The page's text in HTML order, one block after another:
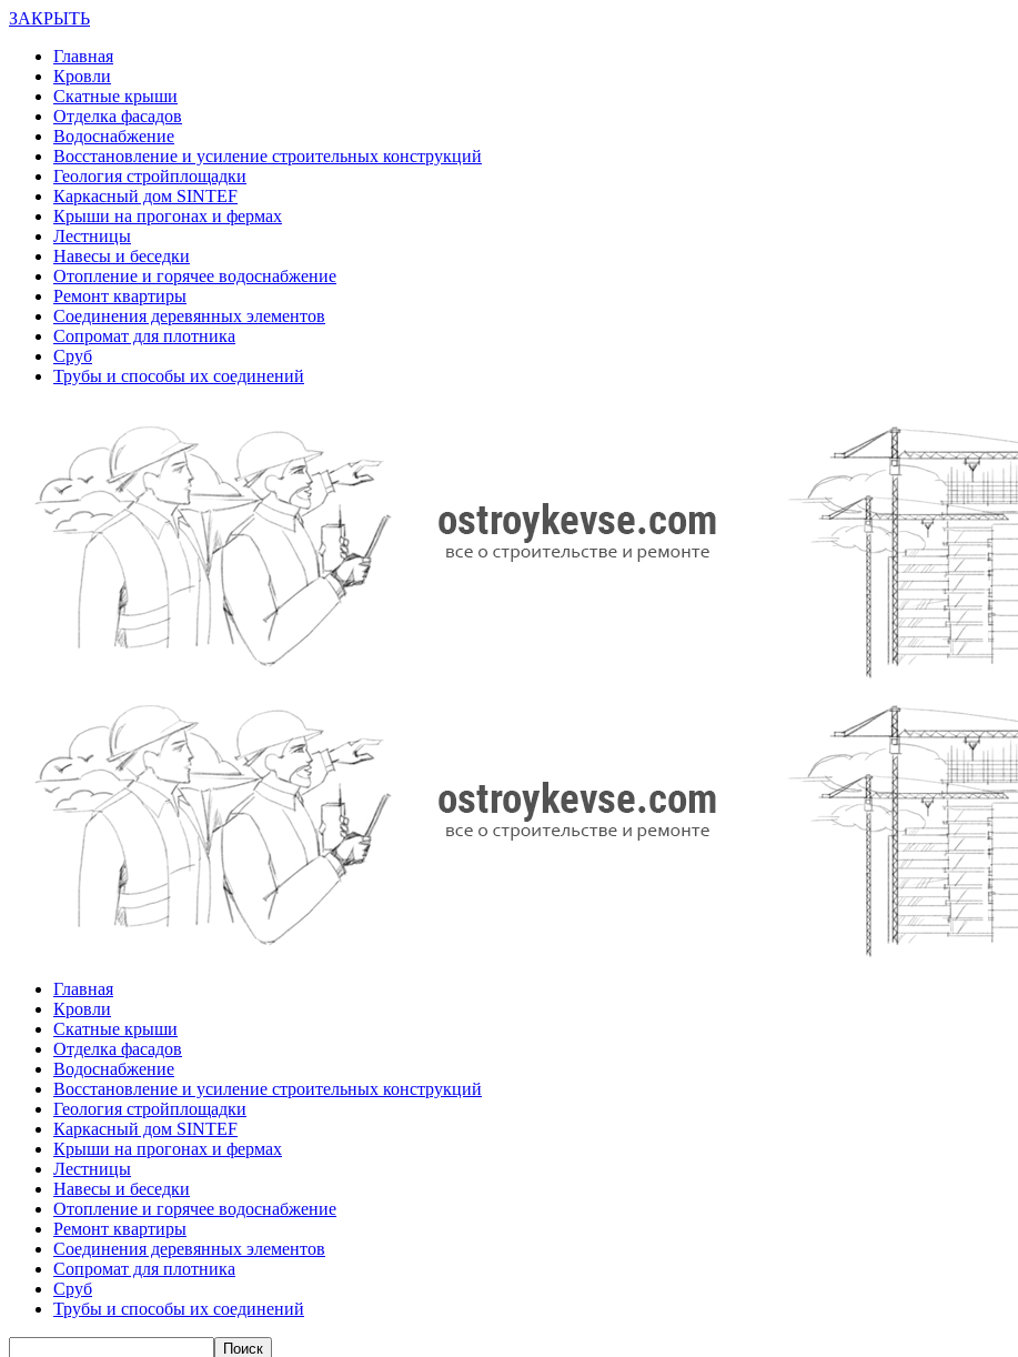
ЗАКРЫТЬ
Главная
Кровли
Скатные крыши
Отделка фасадов
Водоснабжение
Восстановление и усиление строительных конструкций
Геология стройплощадки
Каркасный дом SINTEF
Крыши на прогонах и фермах
Лестницы
Навесы и беседки
Отопление и горячее водоснабжение
Ремонт квартиры
Соединения деревянных элементов
Сопромат для плотника
Сруб
Трубы и способы их соединений
Главная
Кровли
Скатные крыши
Отделка фасадов
Водоснабжение
Восстановление и усиление строительных конструкций
Геология стройплощадки
Каркасный дом SINTEF
Крыши на прогонах и фермах
Лестницы
Навесы и беседки
Отопление и горячее водоснабжение
Ремонт квартиры
Соединения деревянных элементов
Сопромат для плотника
Сруб
Трубы и способы их соединений